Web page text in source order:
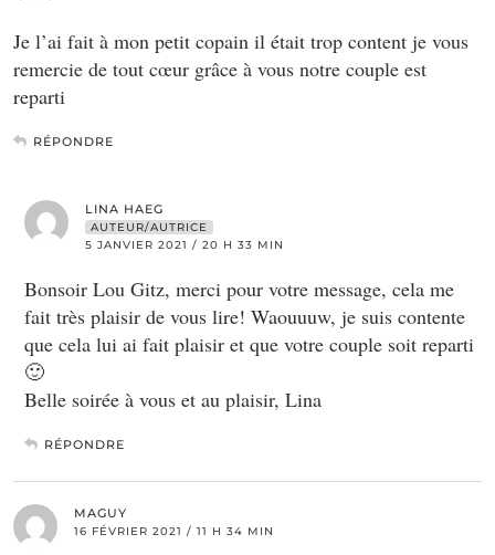
Je l’ai fait à mon petit copain il était trop content je vous
remercie de tout cœur grâce à vous notre couple est
reparti
RÉPONDRE
LINA HAEG
AUTEUR/AUTRICE
5 JANVIER 2021 / 20 H 33 MIN
Bonsoir Lou Gitz, merci pour votre message, cela me
fait très plaisir de vous lire! Waouuuw, je suis contente
que cela lui ai fait plaisir et que votre couple soit reparti
🙂
Belle soirée à vous et au plaisir, Lina
RÉPONDRE
MAGUY
16 FÉVRIER 2021 / 11 H 34 MIN